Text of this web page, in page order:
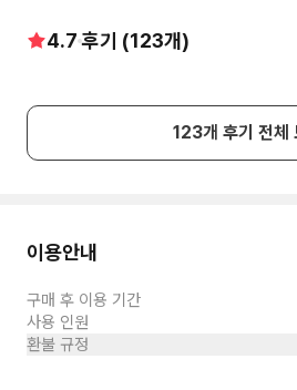
든요. 모냥새가 좀 빠질
에서는 최고의 기능을 자
4.7 후기 (123개)
123개 후기 전체
이용안내
구매 후 이용 기간
사용 인원
환불 규정